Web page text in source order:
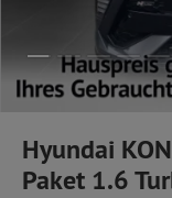
Hyundai
Paket 1.6